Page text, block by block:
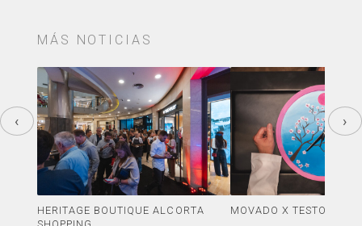
MÁS NOTICIAS
HERITAGE BOUTIQUE ALCORTA
MOVADO X TESTORELLI
‹ ›